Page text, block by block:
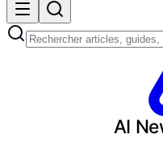
AI